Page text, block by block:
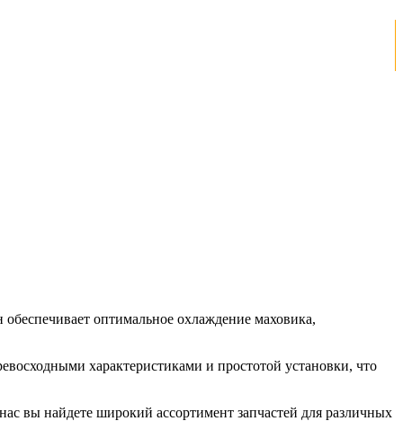
оптимальное охлаждение маховика,
характеристиками и простотой установки, что
вы найдете широкий ассортимент запчастей для различных